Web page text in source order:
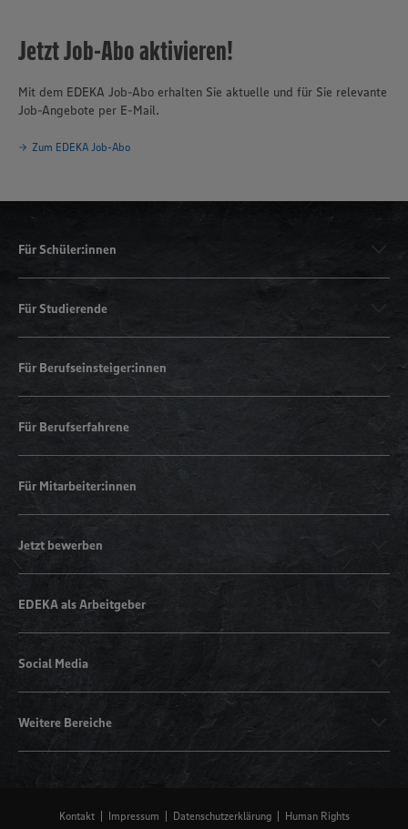
Jetzt Job-Abo aktivieren!
Mit dem EDEKA Job-Abo erhalten Sie aktuelle und für Sie relevante
Job-Angebote per E-Mail.
Zum EDEKA Job-Abo
Für Schüler:innen
Für Studierende
Für Berufseinsteiger:innen
Für Berufserfahrene
Für Mitarbeiter:innen
Jetzt bewerben
EDEKA als Arbeitgeber
Social Media
Weitere Bereiche
Kontakt Impressum Datenschutzerklärung
Human Rights